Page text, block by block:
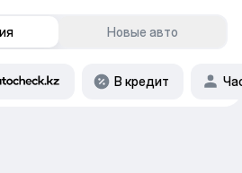
Новые авто
В кредит